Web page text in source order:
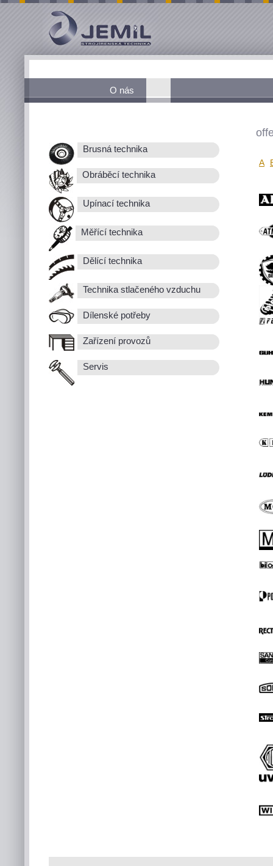
O nás
Brusná technika
Obráběcí technika
Upínací technika
Měřící technika
Dělící technika
Technika stlačeného vzduchu
Dílenské potřeby
Zařízení provozů
Servis
A